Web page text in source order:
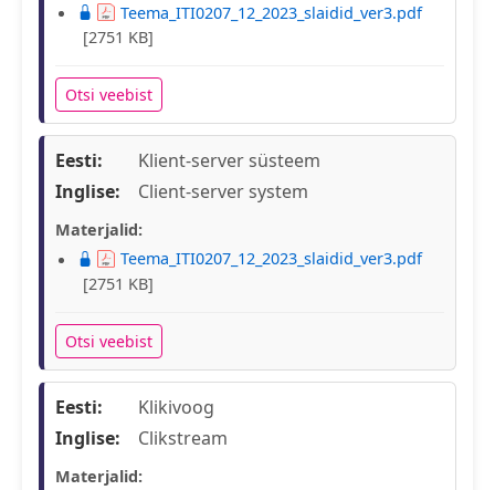
Teema_ITI0207_12_2023_slaidid_ver3.pdf
[2751 KB]
Otsi veebist
Eesti:
Klient-server süsteem
Inglise:
Client-server system
Materjalid:
Teema_ITI0207_12_2023_slaidid_ver3.pdf
[2751 KB]
Otsi veebist
Eesti:
Klikivoog
Inglise:
Clikstream
Materjalid: